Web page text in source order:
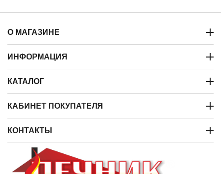
О МАГАЗИНЕ
ИНФОРМАЦИЯ
КАТАЛОГ
КАБИНЕТ ПОКУПАТЕЛЯ
КОНТАКТЫ